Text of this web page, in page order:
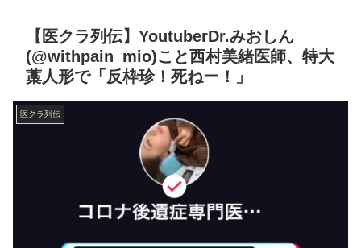
【医クラ列伝】YoutuberDr.みおしん
(@withpain_mio)こと西村美緒医師、特大
藁人形で「反枠珍！死ねー！」
医クラ列伝